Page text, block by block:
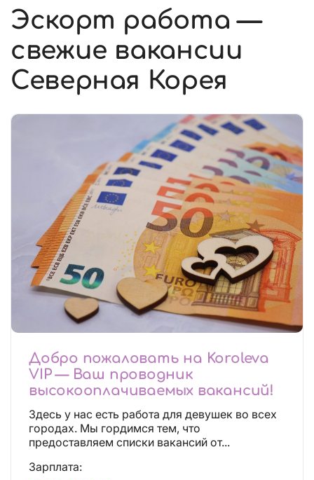
Эскорт работа —
свежие вакансии
Северная Корея
Добро пожаловать на Koroleva
VIP — Ваш проводник
высокооплачиваемых вакансий!
Здесь у нас есть работа для девушек во всех
городах. Мы гордимся тем, что
предоставляем списки вакансий от...
Зарплата: